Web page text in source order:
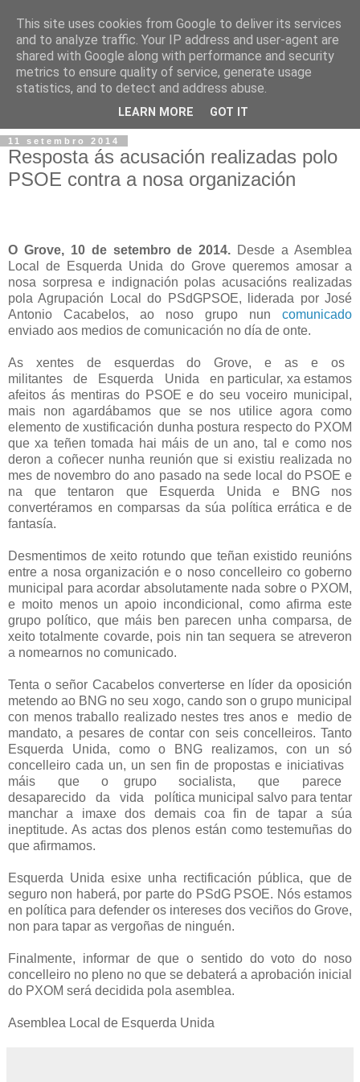
11 setembro 2014
Resposta ás acusación realizadas polo
PSOE contra a nosa organización
O Grove, 10 de setembro de 2014.­ Desde a Asemblea
Local de Esquerda Unida do Grove queremos amosar a
nosa sorpresa e indignación polas acusacións realizadas
pola Agrupación Local do PSdG­PSOE, liderada por José
Antonio Cacabelos, ao noso grupo nun comunicado
enviado aos medios de comunicación no día de onte.
As xentes de esquerdas do Grove, e as e
os
militantes
de Esquerda Unida
en particular, xa estamos
afeitos ás mentiras do PSOE e do seu voceiro municipal,
mais non agardábamos que se nos utilice agora como
elemento de xustificación dunha postura respecto do PXOM
que xa teñen tomada hai máis de un ano, tal e como nos
deron a coñecer nunha reunión que si existiu realizada no
mes de novembro do ano pasado na sede local do PSOE e
na que tentaron que Esquerda Unida e BNG nos
convertéramos en comparsas da súa política errática e de
fantasía.
Desmentimos de xeito rotundo que teñan existido reunións
entre a nosa organización e o noso concelleiro co goberno
municipal para acordar absolutamente nada sobre o PXOM,
e moito menos un apoio incondicional, como afirma este
grupo político, que máis ben parecen unha comparsa, de
xeito totalmente covarde, pois nin tan sequera se atreveron
a nomearnos no comunicado.
Tenta o señor Cacabelos converterse en líder da oposición
metendo ao BNG no seu xogo, cando son o grupo municipal
con menos traballo realizado nestes tres anos e
medio de
mandato, a pesares de contar con seis concelleiros. Tanto
Esquerda Unida, como o BNG realizamos, con un só
concelleiro cada un, un sen fin de propostas e iniciativas
máis
que o grupo socialista, que
parece
desaparecido
da vida
política municipal salvo para tentar
manchar a imaxe dos demais coa fin de tapar a súa
ineptitude. As actas dos plenos están como testemuñas do
que afirmamos.
Esquerda Unida esixe unha rectificación pública, que de
seguro non haberá, por parte do PSdG­ PSOE. Nós estamos
en política para defender os intereses dos veciños do Grove,
non para tapar as vergoñas de ninguén.
Finalmente, informar de que o sentido do voto do noso
concelleiro no pleno no que se debaterá a aprobación inicial
do PXOM será decidida pola asemblea.
Asemblea Local de Esquerda Unida
This site uses cookies from Google to deliver its services
and to analyze traffic. Your IP address and user-agent are
shared with Google along with performance and security
metrics to ensure quality of service, generate usage
statistics, and to detect and address abuse.
LEARN MORE GOT IT